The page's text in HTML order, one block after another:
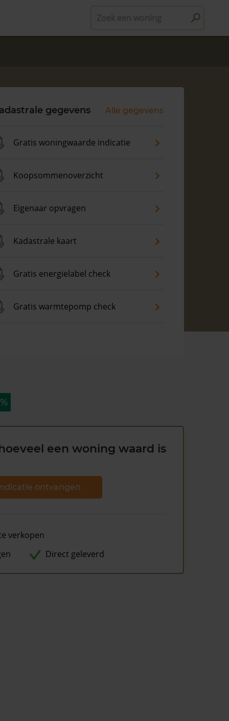
gegevens Alle gegevens
Gratis woningwaarde indicatie
Koopsommenoverzicht
Eigenaar opvragen
Kadastrale kaart
Gratis energielabel check
Gratis warmtepomp check
een woning waard is
ontvangen
verkopen
Direct geleverd